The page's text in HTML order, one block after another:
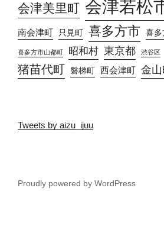
会津美里町 会津若松
南会津町 只見町 喜多方市 喜多
喜多方市山都町 昭和村 東京都 渋谷区
猪苗代町 磐梯町 西会津町 金
Tweets by aizu_ijuu
Proudly powered by WordPress